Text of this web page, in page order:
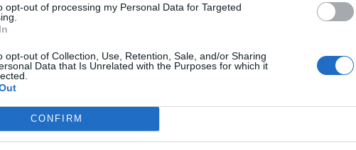
opt-out of processing my Personal Data for Targeted
opt-out of Collection, Use, Retention, Sale, and/or Sharing
Data that Is Unrelated with the Purposes for which it
CONFIRM
lo stava a guardare dalla riva opposta, non
altrui;
LETTERATURA LATINA